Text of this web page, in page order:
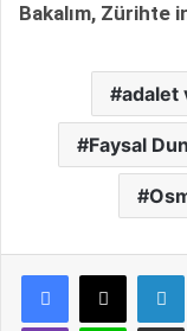
Bakalım, Zürihte
adalet
Faysal